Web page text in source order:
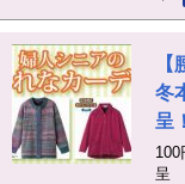
冬
呈！
100
呈